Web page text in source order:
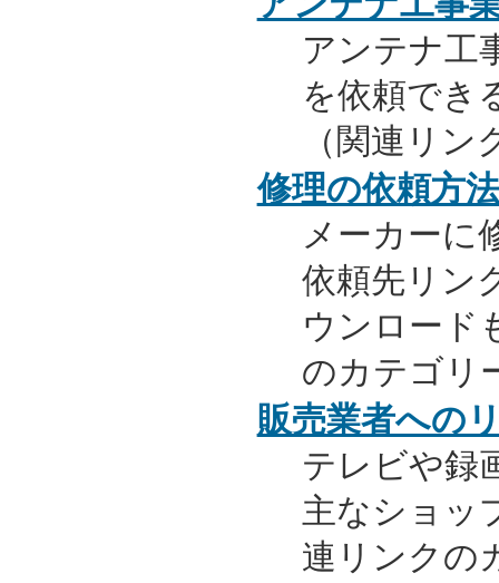
アンテナ工
を依頼でき
（関連リ
修理の依頼方法
メーカーに
依頼先リン
ウンロード
のカテゴリ
販売業者への
テレビや録
主なショッ
連リンクの